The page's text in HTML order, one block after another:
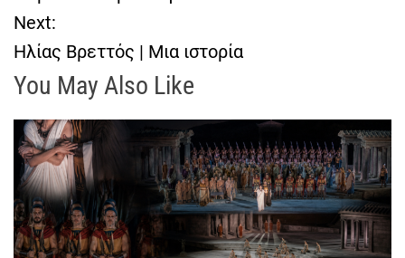
λ
ο
ή
γ
η
σ
Next:
Ηλίας Βρεττός | Μια ιστορία
You May Also Like